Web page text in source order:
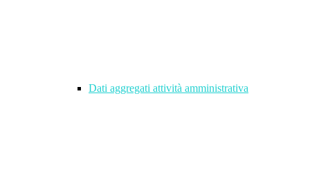
Dati aggregati attività amministrativa